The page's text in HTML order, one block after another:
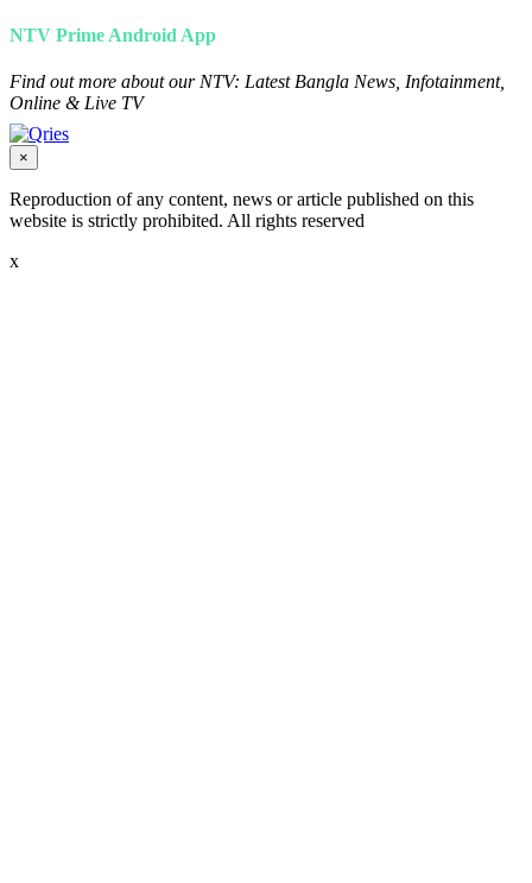
NTV Prime Android App
Find out more about our NTV: Latest Bangla News, Infotainment,
Online & Live TV
×
Reproduction of any content, news or article published on this
website is strictly prohibited. All rights reserved
x